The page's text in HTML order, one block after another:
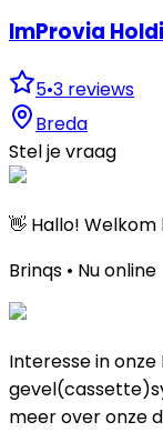
ImProvia
5•3 reviews
Breda
Stel je vraag
👋 Hallo! Welkom
Brinqs • Nu online
Interesse in
meer over onze